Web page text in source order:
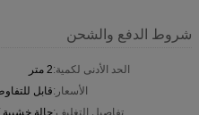
شروط الدفع والشحن
الحد الأدنى لكمية:2 متر
الأسعار:قابل
تفاصيل التغليف:حالة خشبية /